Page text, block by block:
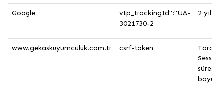
Google
vtp_trackingId":"UA-
3021730-2
2 yıl
www.gekaskuyumculuk.com.tr csrf-token
süresi